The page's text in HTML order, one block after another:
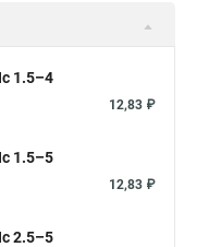
1.5–4
12,83 ₽
1.5–5
12,83 ₽
2.5–5